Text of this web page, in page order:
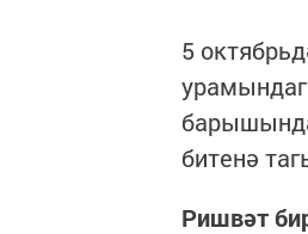
5
битенә
Ришвәт